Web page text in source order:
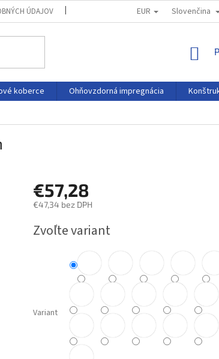
ÚDAJOV REKLAMAČNÝ PORIADOK
EUR Slovenčina
koberce Ohňovzdorná impregnácia
€57,28
€47,34 bez DPH
cena:
Zvoľte variant
Variant